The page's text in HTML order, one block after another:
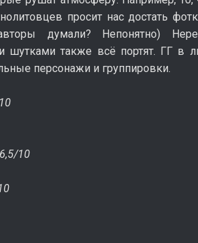
просит нас достать
думали? Непонятно)
шутками также всё портят. ГГ в
персонажи и группировки.
10